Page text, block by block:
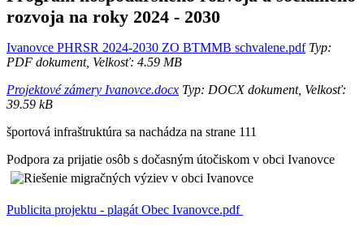
rozvoja na roky 2024 - 2030
Ivanovce PHRSR 2024-2030 ZO BTMMB schvalene.pdfTyp:
PDF dokument, Velkosť: 4.59 MB
Projektové zámery Ivanovce.docx Typ: DOCX dokument, Velkosť:
39.59 kB
športová infraštruktúra sa nachádza na strane 111
Podpora za prijatie osôb s dočasným útočiskom v obci Ivanovce
Publicita projektu - plagát Obec Ivanovce.pdf